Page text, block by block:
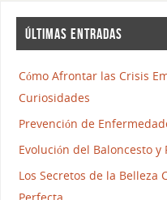
ÚLTIMAS ENTRADAS
Cómo Afrontar las Crisis
Curiosidades
Prevención de
Evolución del Baloncesto
Los Secretos de la Belleza